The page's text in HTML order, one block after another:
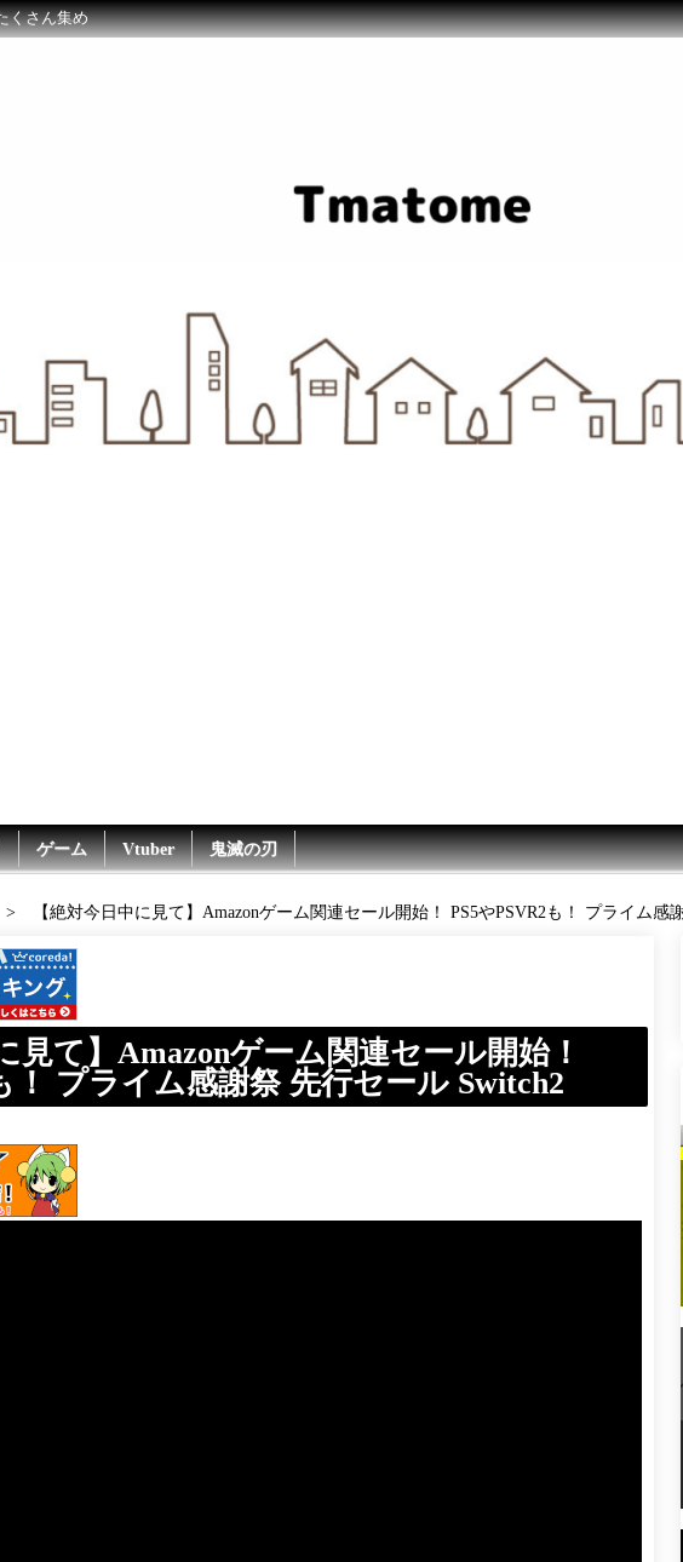
くさん集め
ゲーム Vtuber 鬼滅の刃
【絶対今日中に見て】Amazonゲーム関連セール開始！ PS5やPSVR2も！ プライム感
見て】Amazonゲーム関連セール開始！
！ プライム感謝祭 先行セール Switch2